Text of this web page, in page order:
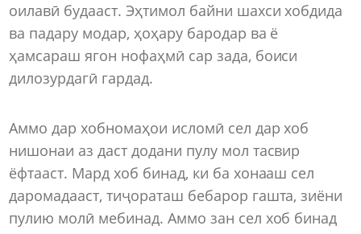
оилавӣ будааст. Эҳтимол байни шахси хобдида
ва падару модар, ҳоҳару бародар ва ё
ҳамсараш ягон нофаҳмӣ сар зада, боиси
дилозурдагӣ гардад.
Аммо дар хобномаҳои исломӣ сел дар хоб
нишонаи аз даст додани пулу мол тасвир
ёфтааст. Мард хоб бинад, ки ба хонааш сел
даромадааст, тиҷораташ бебарор гашта, зиёни
пулию молӣ мебинад. Аммо зан сел хоб бинад